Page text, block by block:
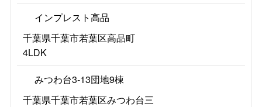
インプレスト高品
千葉県千葉市若葉区高品町
4LDK
みつわ台3-13団地9棟
千葉県千葉市若葉区みつわ台三